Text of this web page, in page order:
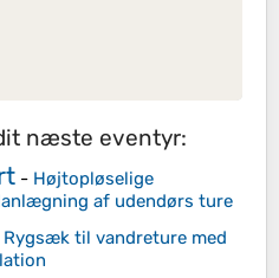
næste eventyr:
- Højtopløselige
af udendørs ture
Rygsæk til vandreture med